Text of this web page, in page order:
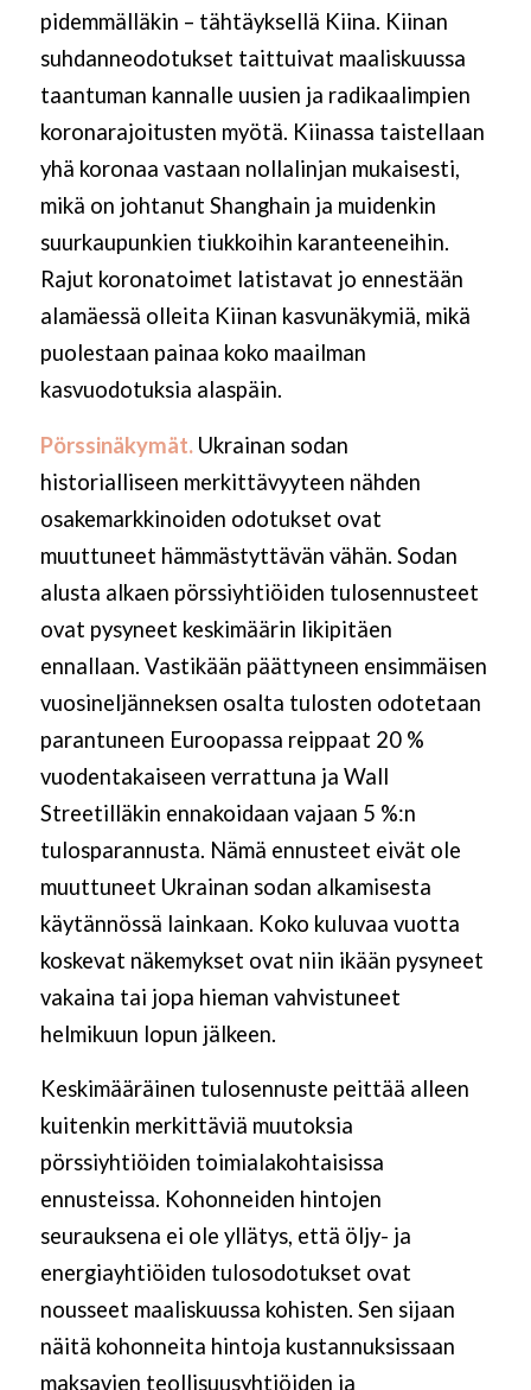
pidemmälläkin – tähtäyksellä Kiina. Kiinan
suhdanneodotukset taittuivat maaliskuussa
taantuman kannalle uusien ja radikaalimpien
koronarajoitusten myötä. Kiinassa taistellaan
yhä koronaa vastaan nollalinjan mukaisesti,
mikä on johtanut Shanghain ja muidenkin
suurkaupunkien tiukkoihin karanteeneihin.
Rajut koronatoimet latistavat jo ennestään
alamäessä olleita Kiinan kasvunäkymiä, mikä
puolestaan painaa koko maailman
kasvuodotuksia alaspäin.
Pörssinäkymät.Ukrainan sodan
historialliseen merkittävyyteen nähden
osakemarkkinoiden odotukset ovat
muuttuneet hämmästyttävän vähän. Sodan
alusta alkaen pörssiyhtiöiden tulosennusteet
ovat pysyneet keskimäärin likipitäen
ennallaan. Vastikään päättyneen ensimmäisen
vuosineljänneksen osalta tulosten odotetaan
parantuneen Euroopassa reippaat 20 %
vuodentakaiseen verrattuna ja Wall
Streetilläkin ennakoidaan vajaan 5 %:n
tulosparannusta. Nämä ennusteet eivät ole
muuttuneet Ukrainan sodan alkamisesta
käytännössä lainkaan. Koko kuluvaa vuotta
koskevat näkemykset ovat niin ikään pysyneet
vakaina tai jopa hieman vahvistuneet
helmikuun lopun jälkeen.
Keskimääräinen tulosennuste peittää alleen
kuitenkin merkittäviä muutoksia
pörssiyhtiöiden toimialakohtaisissa
ennusteissa. Kohonneiden hintojen
seurauksena ei ole yllätys, että öljy- ja
energiayhtiöiden tulosodotukset ovat
nousseet maaliskuussa kohisten. Sen sijaan
näitä kohonneita hintoja kustannuksissaan
maksavien teollisuusyhtiöiden ja